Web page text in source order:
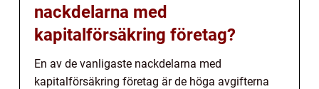
nackdelarna med
kapitalförsäkring företag?
En av de vanligaste nackdelarna med
kapitalförsäkring företag är de höga avgifterna